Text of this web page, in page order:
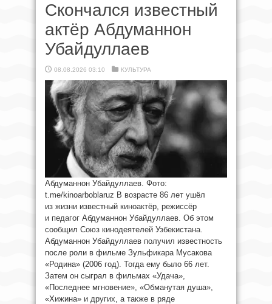
Скончался известный
актёр Абдуманнон
Убайдуллаев
08.08.2026 03:10 КУЛЬТУРА
Абдуманнон Убайдуллаев. Фото:
t.me/kinoarboblaruz В возрасте 86 лет ушёл
из жизни известный киноактёр, режиссёр
и педагог Абдуманнон Убайдуллаев. Об этом
сообщил Союз кинодеятелей Узбекистана.
Абдуманнон Убайдуллаев получил известность
после роли в фильме Зульфикара Мусакова
«Родина» (2006 год). Тогда ему было 66 лет.
Затем он сыграл в фильмах «Удача»,
«Последнее мгновение», «Обманутая душа»,
«Хижина» и других, а также в ряде